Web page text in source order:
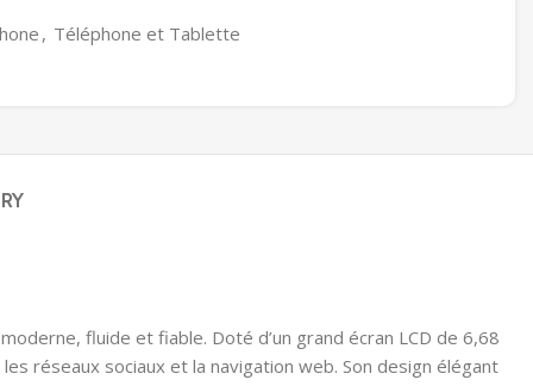
, Téléphone et Tablette
fluide et fiable. Doté d’un grand écran LCD de 6,68
réseaux sociaux et la navigation web. Son design élégant